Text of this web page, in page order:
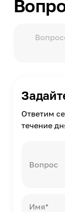
Miracle
Пакет
Ответим
течение
Вопрос
Имя*